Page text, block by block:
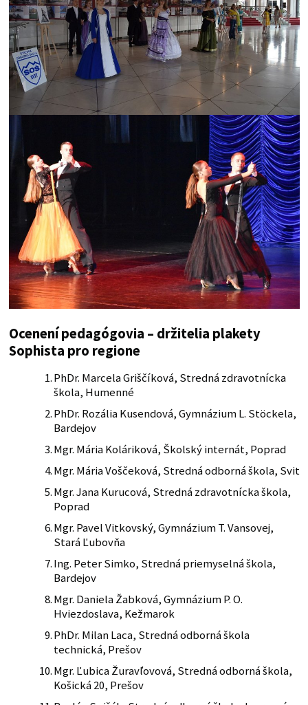
Ocenení pedagógovia – držitelia plakety
Sophista pro regione
PhDr. Marcela Griščíková, Stredná zdravotnícka
škola, Humenné
PhDr. Rozália Kusendová, Gymnázium L. Stöckela,
Bardejov
Mgr. Mária Koláriková, Školský internát, Poprad
Mgr. Mária Voščeková, Stredná odborná škola, Svit
Mgr. Jana Kurucová, Stredná zdravotnícka škola,
Poprad
Mgr. Pavel Vitkovský, Gymnázium T. Vansovej,
Stará Ľubovňa
Ing. Peter Simko, Stredná priemyselná škola,
Bardejov
Mgr. Daniela Žabková, Gymnázium P. O.
Hviezdoslava, Kežmarok
PhDr. Milan Laca, Stredná odborná škola
technická, Prešov
Mgr. Ľubica Žuravľovová, Stredná odborná škola,
Košická 20, Prešov